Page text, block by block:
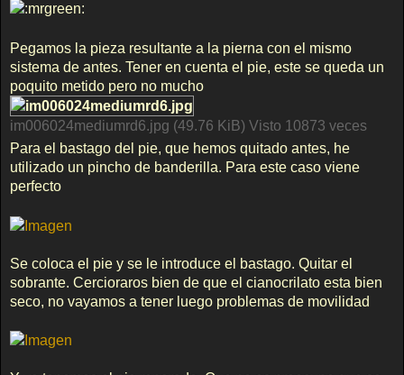
Pegamos la pieza resultante a la pierna con el mismo
sistema de antes. Tener en cuenta el pie, este se queda un
poquito metido pero no mucho
im006024mediumrd6.jpg (49.76 KiB) Visto 10873 veces
Para el bastago del pie, que hemos quitado antes, he
utilizado un pincho de banderilla. Para este caso viene
perfecto
Se coloca el pie y se le introduce el bastago. Quitar el
sobrante. Cercioraros bien de que el cianocrilato esta bien
seco, no vayamos a tener luego problemas de movilidad